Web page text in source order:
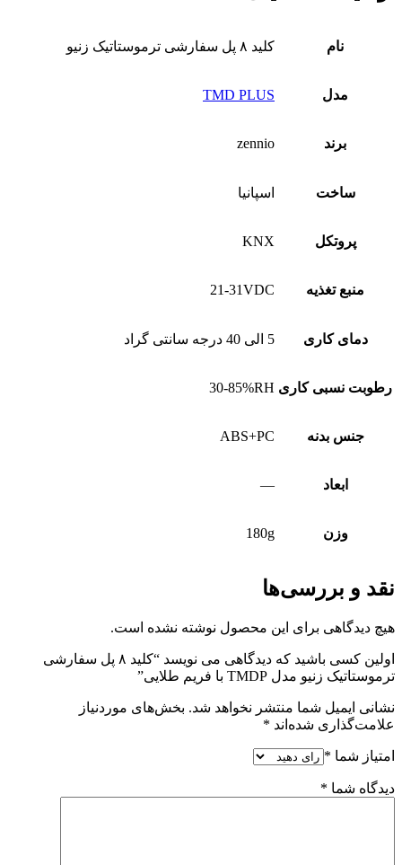
نام کلید ۸ پل سفارشی ترموستاتیک زنیو
مدل TMD PLUS
برند zennio
ساخت اسپانیا
پروتکل KNX
منبع تغذیه 21-31VDC
دمای کاری 5 الی 40 درجه سانتی گراد
رطوبت نسبی کاری 30-85%RH
جنس بدنه ABS+PC
ابعاد —
وزن 180g
نقد و بررسی‌ها
هیچ دیدگاهی برای این محصول نوشته نشده است.
اولین کسی باشید که دیدگاهی می نویسد “کلید ۸ پل سفارشی
ترموستاتیک زنیو مدل TMDP با فریم طلایی”
نشانی ایمیل شما منتشر نخواهد شد. بخش‌های موردنیاز
علامت‌گذاری شده‌اند *
امتیاز شما *
دیدگاه شما *